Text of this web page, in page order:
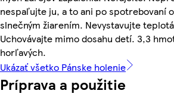
nespaľujte ju, a to ani po spotrebovaní
slnečným žiarením. Nevystavujte
Uchovávajte mimo dosahu detí. 3,3
horľavých.
Ukázať všetko Pánske holenie
Príprava a použitie